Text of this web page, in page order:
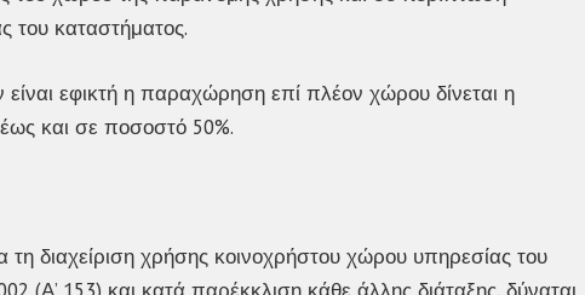
του καταστήματος.
εφικτή η παραχώρηση επί πλέον χώρου δίνεται η
και σε ποσοστό 50%.
διαχείριση χρήσης κοινοχρήστου χώρου υπηρεσίας του